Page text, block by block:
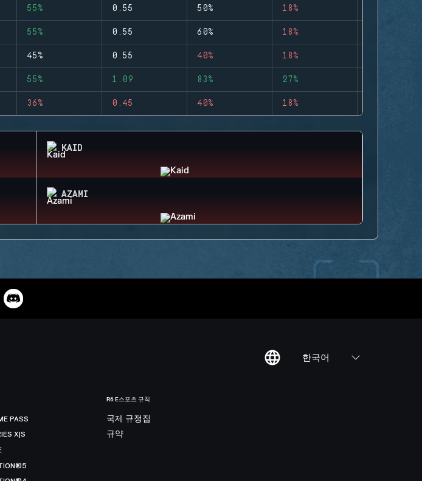
55% 0.55 50% 18%
55% 0.55 60% 18%
45% 0.55 40% 18%
55% 1.09 83% 27%
36% 0.45 40% 18%
KAID
AZAMI
한국어
PASS
X|S
R6 E스포츠 규칙
국제 규정집
규약